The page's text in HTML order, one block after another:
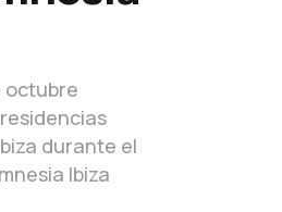
octubre
durante el
Ibiza